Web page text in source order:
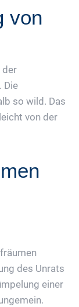
von
der
Die
so wild. Das
von der
des Unrats
einer